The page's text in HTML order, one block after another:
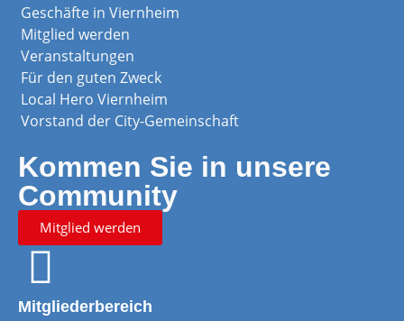
Geschäfte in Viernheim
Mitglied werden
Veranstaltungen
Für den guten Zweck
Local Hero Viernheim
Vorstand der City-Gemeinschaft
Kommen Sie in unsere
Community
Mitglied werden
Mitgliederbereich